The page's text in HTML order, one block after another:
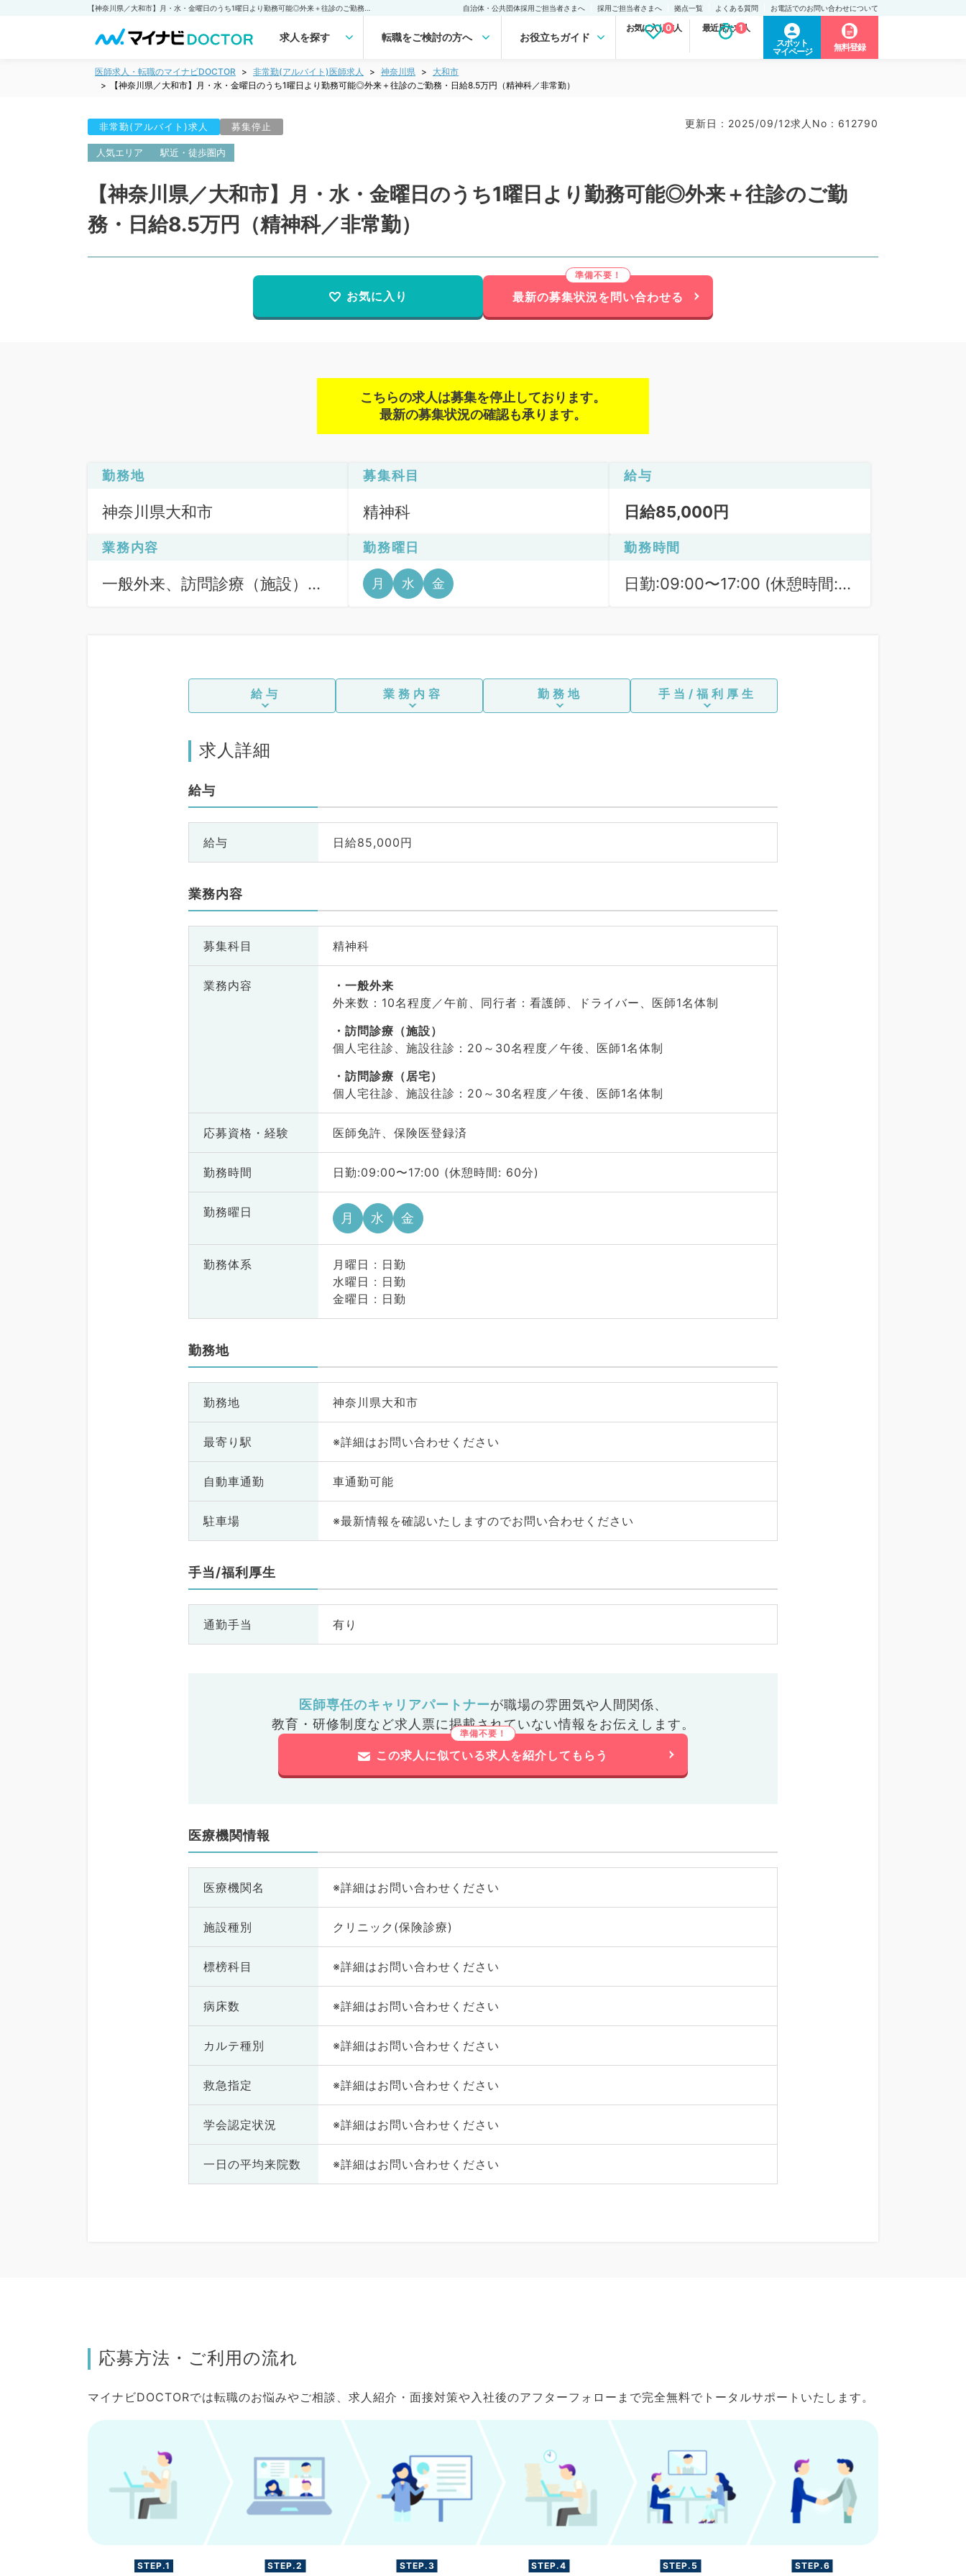
自治体・公共団体採用ご担当者さまへ 採用ご担当者さまへ 拠点一覧 よくある質問 お電話でのお問い合わせについて
求人を探す 転職をご検討の方へ お役立ちガイド
お気に入り求人
0 最近見た求人
1
スポット
マイページ
無料登録
医師求人・転職のマイナビDOCTOR 非常勤(アルバイト)医師求人 神奈川県
大和市
【神奈川県／大和市】月・水・金曜日のうち1曜日より勤務可能◎外来＋往診のご勤務・日給8.5万円（精神科／非常勤）
非常勤(アルバイト)求人 募集停止 更新日 : 2025/09/12求人No : 612790
人気エリア 駅近・徒歩圏内
【神奈川県／大和市】月・水・金曜日のうち1曜日より勤務可能◎外来＋往診のご勤
務・日給8.5万円（精神科／非常勤）
お気に入り 最新の募集状況を問い合わせる
こちらの求人は募集を停止しております。
最新の募集状況の確認も承ります。
勤務地
神奈川県大和市
募集科目
精神科
給与
日給85,000円
業務内容
一般外来、訪問診療（施設）、
勤務曜日
月 水 金
勤務時間
日勤:09:00〜17:00 (休憩時間:
給与 業務内容 勤務地 手当/福利厚生
求人詳細
給与
給与 日給85,000円
業務内容
募集科目 精神科
業務内容
一般外来
外来数：10名程度／午前、同行者：看護師、ドライバー、医師1名体制
訪問診療（施設）
個人宅往診、施設往診：20～30名程度／午後、医師1名体制
訪問診療（居宅）
個人宅往診、施設往診：20～30名程度／午後、医師1名体制
応募資格・ 経験 医師免許、保険医登録済
勤務時間 日勤:09:00〜17:00 (休憩時間: 60分)
勤務曜日 月 水 金
勤務体系
月曜日 : 日勤
水曜日 : 日勤
金曜日 : 日勤
勤務地
勤務地 神奈川県大和市
最寄り駅 ※詳細はお問い合わせください
自動車通勤 車通勤可能
駐車場 ※最新情報を確認いたしますのでお問い合わせください
手当/福利厚生
通勤手当 有り
医師専任のキャリアパートナーが職場の雰囲気や人間関係、
教育・研修制度など求人票に掲載されていない情報をお伝えします。
この求人に似ている求人を紹介してもらう
医療機関情報
医療機関名 ※詳細はお問い合わせください
施設種別 クリニック(保険診療)
標榜科目 ※詳細はお問い合わせください
病床数 ※詳細はお問い合わせください
カルテ種別 ※詳細はお問い合わせください
救急指定 ※詳細はお問い合わせください
学会認定状況 ※詳細はお問い合わせください
一日の平均来院数 ※詳細はお問い合わせください
応募方法・ご利用の流れ
マイナビDOCTORでは転職のお悩みやご相談、求人紹介・面接対策や入社後のアフターフォローまで完全無料でトータルサポートいたします。
STEP.1 STEP.2 STEP.3 STEP.4 STEP.5 STEP.6